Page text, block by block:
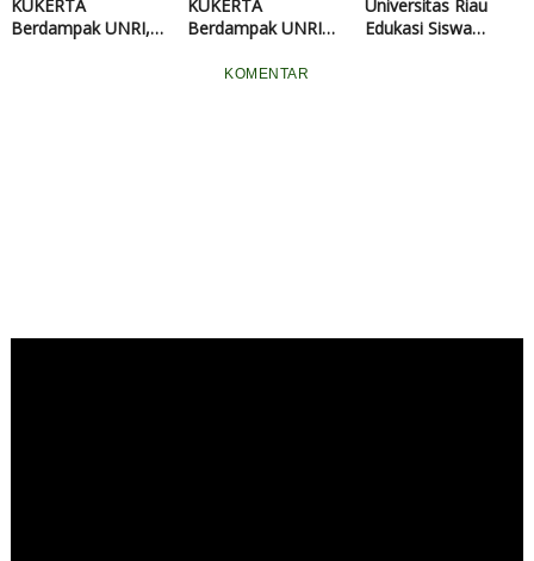
KUKERTA
Berdampak UNRI,
KUKERTA
Berdampak UNRI
Administrasi
Universitas Riau
Edukasi Siswa
KOMENTAR